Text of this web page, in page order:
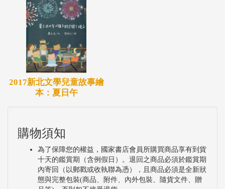
2017新北文學兒童故事繪
本：夏日午
購物須知
為了保障您的權益，國家書店會員所購買商品享有到貨
十天的鑑賞期（含例假日）。退回之商品必須於鑑賞期
內寄回（以郵戳或收執聯為憑），且商品必須是全新狀
態與完整包裝(商品、附件、內外包裝、隨貨文件、贈